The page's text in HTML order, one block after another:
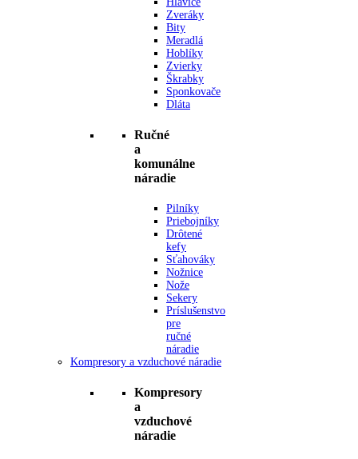
Zveráky
Bity
Meradlá
Hoblíky
Zvierky
Škrabky
Sponkovače
Dláta
Ručné
a
komunálne
náradie
Pilníky
Priebojníky
Drôtené
kefy
Sťahováky
Nožnice
Nože
Sekery
Príslušenstvo
pre
ručné
náradie
Kompresory a vzduchové náradie
Kompresory
a
vzduchové
náradie